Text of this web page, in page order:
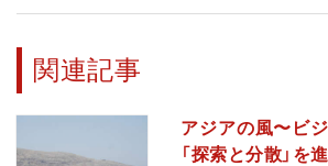
関連記事
アジアの風〜ビ
「探索と分散」を